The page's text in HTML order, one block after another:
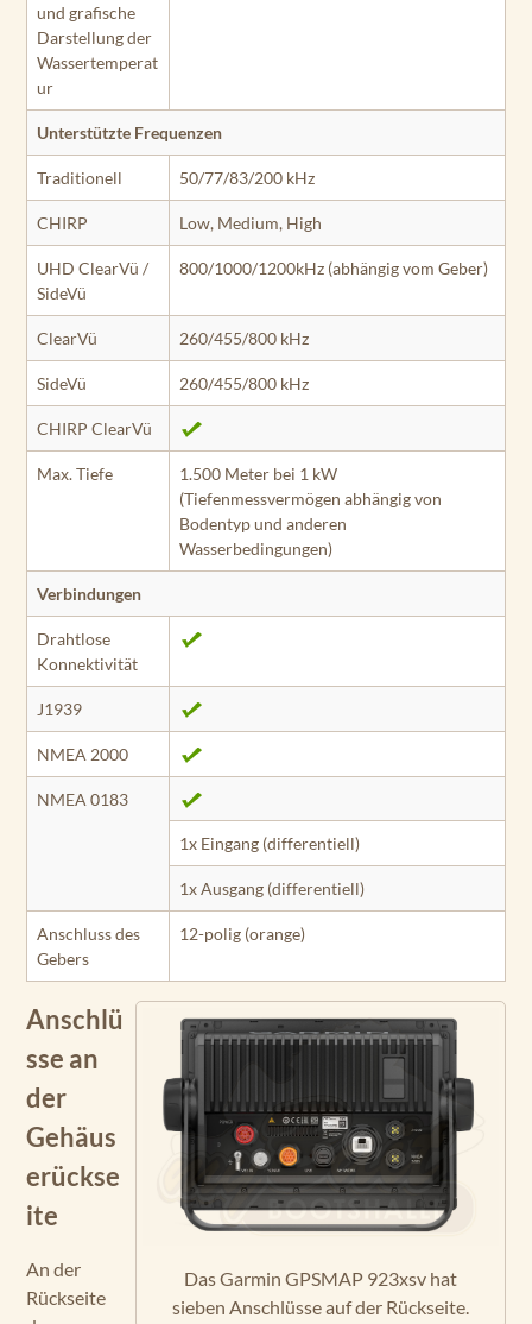
und grafische
Darstellung der
Wassertemperat
ur
Unterstützte Frequenzen
Traditionell 50/77/83/200 kHz
CHIRP Low, Medium, High
UHD ClearVü /
SideVü
800/1000/1200kHz (abhängig vom Geber)
ClearVü 260/455/800 kHz
SideVü 260/455/800 kHz
CHIRP ClearVü
Max. Tiefe
1.500 Meter bei 1 kW
(Tiefenmessvermögen abhängig von
Bodentyp und anderen
Wasserbedingungen)
Verbindungen
Drahtlose
Konnektivität
J1939
NMEA 2000
NMEA 0183
1x Eingang (differentiell)
1x Ausgang (differentiell)
Anschluss des
Gebers
12-polig (orange)
Das Garmin GPSMAP 923xsv hat
sieben Anschlüsse auf der Rückseite.
Anschlü
sse an
der
Gehäus
erückse
ite
An der
Rückseite